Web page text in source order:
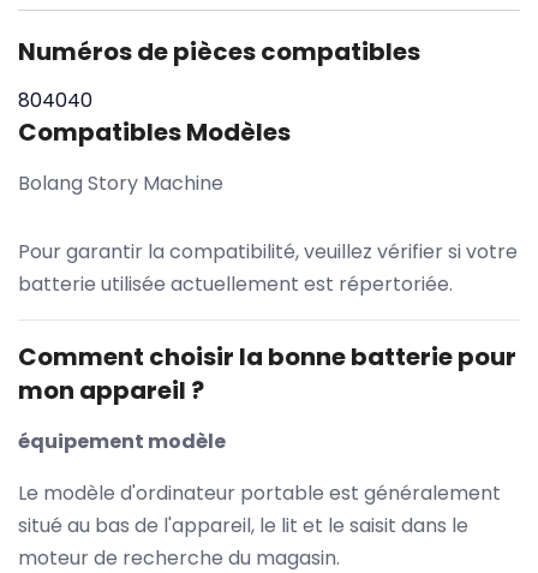
Numéros de pièces compatibles
804040
Compatibles Modèles
Bolang Story Machine
Pour garantir la compatibilité, veuillez vérifier si votre
batterie utilisée actuellement est répertoriée.
Comment choisir la bonne batterie pour
mon appareil ?
équipement modèle
Le modèle d'ordinateur portable est généralement
situé au bas de l'appareil, le lit et le saisit dans le
moteur de recherche du magasin.